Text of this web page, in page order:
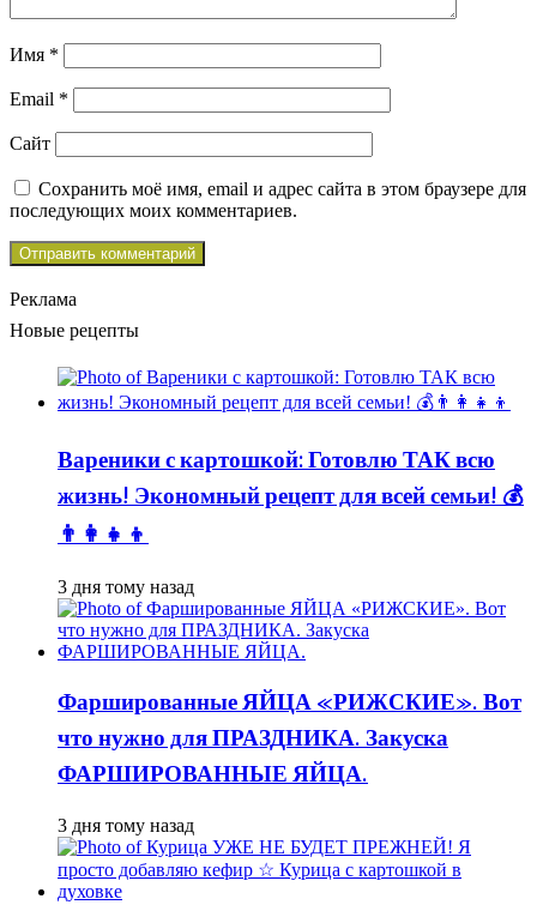
Имя *
Email *
Сайт
Сохранить моё имя, email и адрес сайта в этом браузере для
последующих моих комментариев.
Реклама
Новые рецепты
Вареники с картошкой: Готовлю ТАК всю
жизнь! Экономный рецепт для всей семьи! 💰
👨👩👧👦
3 дня тому назад
Фаршированные ЯЙЦА «РИЖСКИЕ». Вот
что нужно для ПРАЗДНИКА. Закуска
ФАРШИРОВАННЫЕ ЯЙЦА.
3 дня тому назад